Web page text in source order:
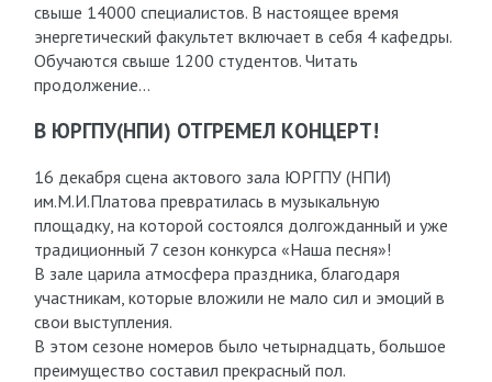
свыше 14000 специалистов. В настоящее время
энергетический факультет включает в себя 4 кафедры.
Обучаются свыше 1200 студентов. Читать
продолжение…
В ЮРГПУ(НПИ) ОТГРЕМЕЛ КОНЦЕРТ!
16 декабря сцена актового зала ЮРГПУ (НПИ)
им.М.И.Платова превратилась в музыкальную
площадку, на которой состоялся долгожданный и уже
традиционный 7 сезон конкурса «Наша песня»!
В зале царила атмосфера праздника, благодаря
участникам, которые вложили не мало сил и эмоций в
свои выступления.
В этом сезоне номеров было четырнадцать, большое
преимущество составил прекрасный пол.